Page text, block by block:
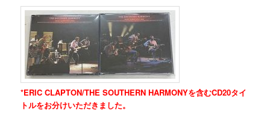
*ERIC CLAPTON/THE SOUTHERN HARMONYを含むCD20タイ
トルをお分けいただきました。